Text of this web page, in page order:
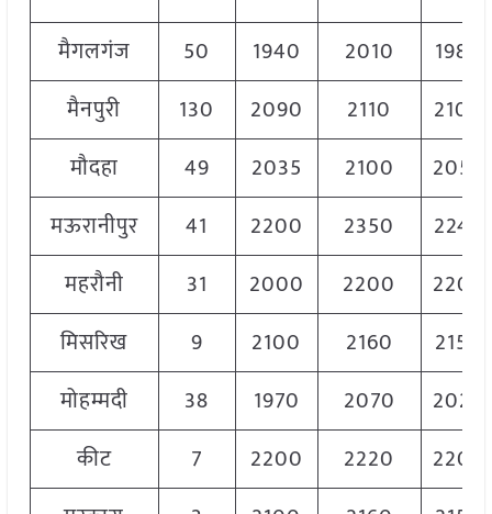
मैगलगंज
50 1940 2010
1980
मैनपुरी
130 2090 2110
2100
मौदहा
49 2035 2100
2050
मऊरानीपुर
41 2200 2350
2240
महरौनी
31 2000 2200
2200
मिसरिख
9 2100 2160
2150
मोहम्मदी
38 1970 2070
2020
कीट
7 2200 2220
2200